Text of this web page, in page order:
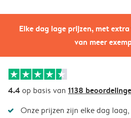
Elke dag lage prijzen, met
van meer
4.4op basis van 1138
Onze prijzen zijn elke dag